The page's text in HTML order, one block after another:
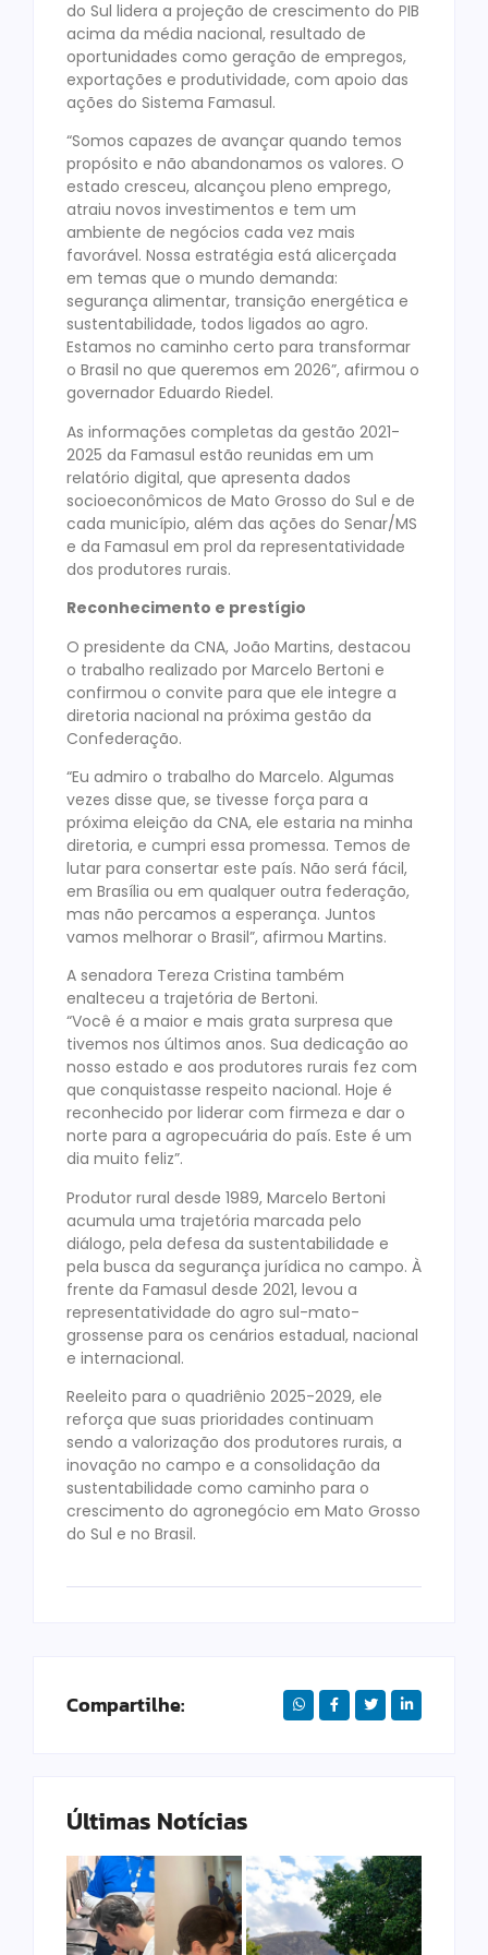
do Sul lidera a projeção de crescimento do PIB
acima da média nacional, resultado de
oportunidades como geração de empregos,
exportações e produtividade, com apoio das
ações do Sistema Famasul.
“Somos capazes de avançar quando temos
propósito e não abandonamos os valores. O
estado cresceu, alcançou pleno emprego,
atraiu novos investimentos e tem um
ambiente de negócios cada vez mais
favorável. Nossa estratégia está alicerçada
em temas que o mundo demanda:
segurança alimentar, transição energética e
sustentabilidade, todos ligados ao agro.
Estamos no caminho certo para transformar
o Brasil no que queremos em 2026”, afirmou o
governador Eduardo Riedel.
As informações completas da gestão 2021-
2025 da Famasul estão reunidas em um
relatório digital, que apresenta dados
socioeconômicos de Mato Grosso do Sul e de
cada município, além das ações do Senar/MS
e da Famasul em prol da representatividade
dos produtores rurais.
Reconhecimento e prestígio
O presidente da CNA, João Martins, destacou
o trabalho realizado por Marcelo Bertoni e
confirmou o convite para que ele integre a
diretoria nacional na próxima gestão da
Confederação.
“Eu admiro o trabalho do Marcelo. Algumas
vezes disse que, se tivesse força para a
próxima eleição da CNA, ele estaria na minha
diretoria, e cumpri essa promessa. Temos de
lutar para consertar este país. Não será fácil,
em Brasília ou em qualquer outra federação,
mas não percamos a esperança. Juntos
vamos melhorar o Brasil”, afirmou Martins.
A senadora Tereza Cristina também
enalteceu a trajetória de Bertoni.
“Você é a maior e mais grata surpresa que
tivemos nos últimos anos. Sua dedicação ao
nosso estado e aos produtores rurais fez com
que conquistasse respeito nacional. Hoje é
reconhecido por liderar com firmeza e dar o
norte para a agropecuária do país. Este é um
dia muito feliz”.
Produtor rural desde 1989, Marcelo Bertoni
acumula uma trajetória marcada pelo
diálogo, pela defesa da sustentabilidade e
pela busca da segurança jurídica no campo. À
frente da Famasul desde 2021, levou a
representatividade do agro sul-mato-
grossense para os cenários estadual, nacional
e internacional.
Reeleito para o quadriênio 2025-2029, ele
reforça que suas prioridades continuam
sendo a valorização dos produtores rurais, a
inovação no campo e a consolidação da
sustentabilidade como caminho para o
crescimento do agronegócio em Mato Grosso
do Sul e no Brasil.
Compartilhe:
Últimas Notícias